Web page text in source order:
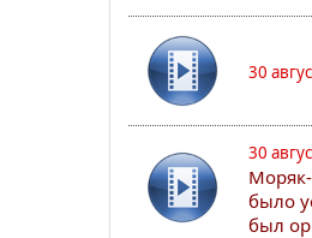
30
30
было
был